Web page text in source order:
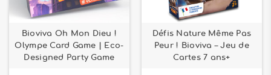
Bioviva Oh Mon Dieu !
Olympe Card Game | Eco-
Designed Party Game
Défis Nature Même Pas
Peur ! Bioviva – Jeu de
Cartes 7 ans+